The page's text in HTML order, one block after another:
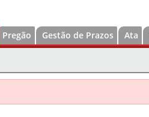
Pregão Gestão de Prazos Ata